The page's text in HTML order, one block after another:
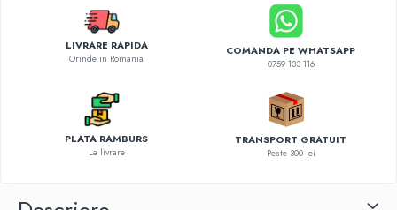
LIVRARE RAPIDA
Orinde in Romania
COMANDA PE WHATSAPP
0759 133 116
PLATA RAMBURS
La livrare
TRANSPORT GRATUIT
Peste 300 lei